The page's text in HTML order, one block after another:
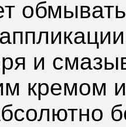
и
кремом